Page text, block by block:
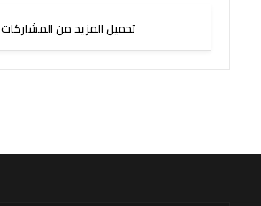
تحميل المزيد من المشاركات